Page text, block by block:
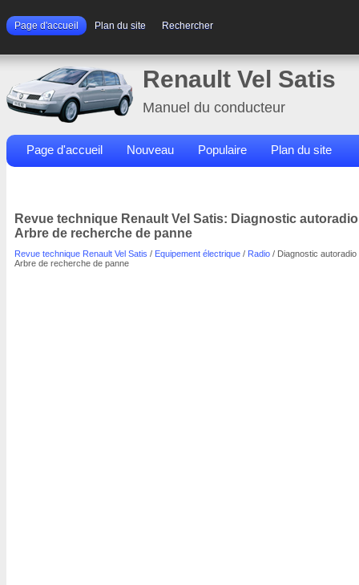
Page d'accueil Plan du site Rechercher
Renault Vel Satis
Manuel du conducteur
Page d'accueil Nouveau Populaire Plan du site
Revue technique Renault Vel Satis: Diagnostic
Arbre de recherche de panne
Revue technique Renault Vel Satis / Equipement électrique / Radio / Diagnostic autoradio
Arbre de recherche de panne